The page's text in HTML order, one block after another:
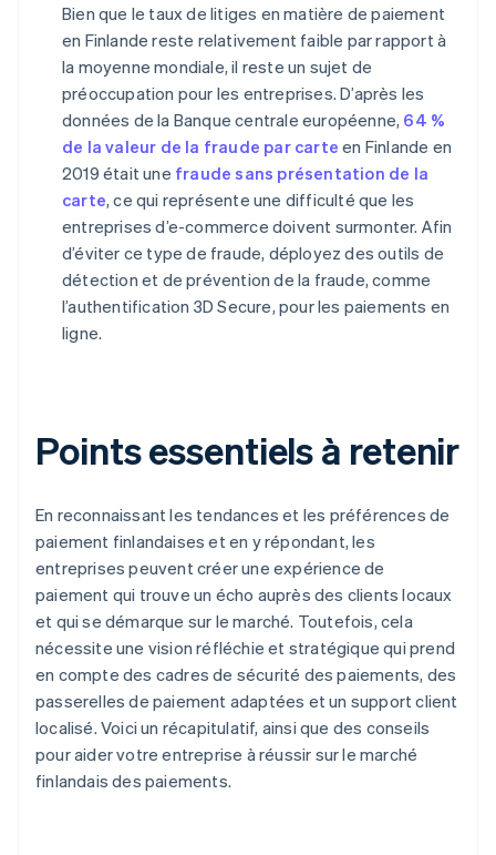
Bien que le taux de litiges en matière de paiement
en Finlande reste relativement faible par rapport à
la moyenne mondiale, il reste un sujet de
préoccupation pour les entreprises. D’après les
données de la Banque centrale européenne, 64 %
de la valeur de la fraude par carte en Finlande en
2019 était une fraude sans présentation de la
carte, ce qui représente une difficulté que les
entreprises d’e-commerce doivent surmonter. Afin
d’éviter ce type de fraude, déployez des outils de
détection et de prévention de la fraude, comme
l’authentification 3D Secure, pour les paiements en
ligne.
Points essentiels à retenir
En reconnaissant les tendances et les préférences de
paiement finlandaises et en y répondant, les
entreprises peuvent créer une expérience de
paiement qui trouve un écho auprès des clients locaux
et qui se démarque sur le marché. Toutefois, cela
nécessite une vision réfléchie et stratégique qui prend
en compte des cadres de sécurité des paiements, des
passerelles de paiement adaptées et un support client
localisé. Voici un récapitulatif, ainsi que des conseils
pour aider votre entreprise à réussir sur le marché
finlandais des paiements.